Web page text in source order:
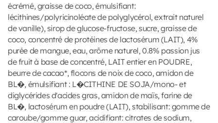
écrémé, graisse de coco, émulsifiant:
lécithines/polyricinoléate de polyglycérol, extrait naturel
de vanille), sirop de glucose-fructose, sucre, graisse de
coco, concentré de protéines de lactosérum (LAIT), 4%
purée de mangue, eau, arôme naturel, 0.8% passion jus
de fruit à base de concentré, LAIT entier en POUDRE,
beurre de cacao*, flocons de noix de coco, amidon de
BL�, émulsifiant : L�CITHINE DE SOJA/mono- et
diglycérides d'acides gras, amidon de maïs, farine de
BL�, lactosérum en poudre (LAIT), stabilisant: gomme de
caroube/gomme guar, acidifiant: citrates de sodium,